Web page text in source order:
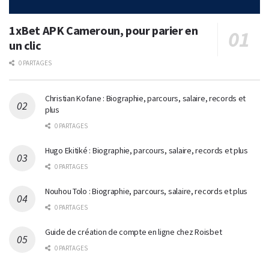
1xBet APK Cameroun, pour parier en
un clic
0 PARTAGES
Christian Kofane : Biographie, parcours, salaire, records et
plus
0 PARTAGES
Hugo Ekitiké : Biographie, parcours, salaire, records et plus
0 PARTAGES
Nouhou Tolo : Biographie, parcours, salaire, records et plus
0 PARTAGES
Guide de création de compte en ligne chez Roisbet
0 PARTAGES